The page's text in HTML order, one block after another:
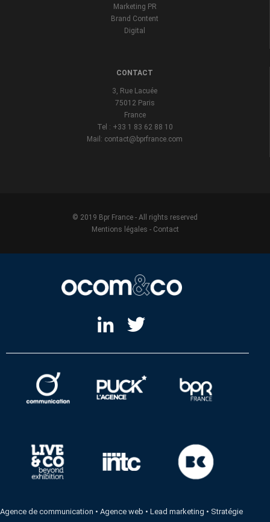
Marketing PR
Brand Content
Digital
CONTACT
3, Rue Lacuée
75012 Paris
France
Tel : +33 1 83 62 88 10
Mail: contact@bprfrance.com
© 2019 Bpr France - All rights reserved
Mentions légales - Contact
Agence de communication •Agence web •Lead marketing • Stratégie